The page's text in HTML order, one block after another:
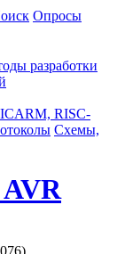
Опросы
разработки
ARM, RISC-
Схемы,